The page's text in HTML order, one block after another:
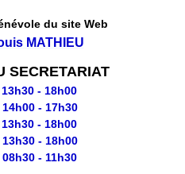
du site Web
MATHIEU
SECRETARIAT
- 18h00
- 17h30
- 18h00
- 18h00
- 11h30